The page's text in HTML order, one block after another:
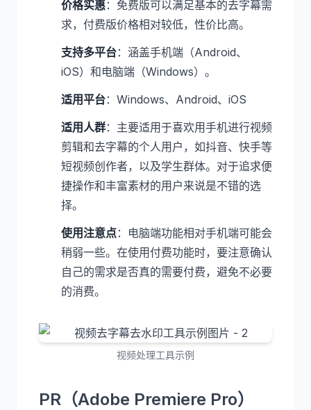
价格实惠：免费版可以满足基本的去字幕需
求，付费版价格相对较低，性价比高。
支持多平台：涵盖手机端（Android、
iOS）和电脑端（Windows）。
适用平台：Windows、Android、iOS
适用人群：主要适用于喜欢用手机进行视频
剪辑和去字幕的个人用户，如抖音、快手等
短视频创作者，以及学生群体。对于追求便
捷操作和丰富素材的用户来说是不错的选
择。
使用注意点：电脑端功能相对手机端可能会
稍弱一些。在使用付费功能时，要注意确认
自己的需求是否真的需要付费，避免不必要
的消费。
视频处理工具示例
PR（Adobe Premiere Pro）